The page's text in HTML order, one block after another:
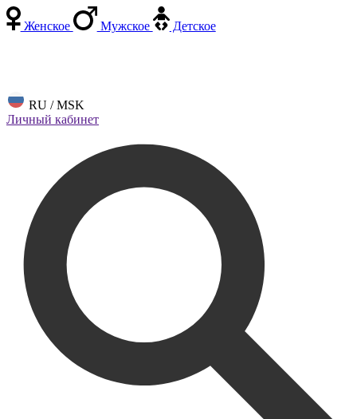
Женское Мужское Детское
RU / MSK
Личный кабинет